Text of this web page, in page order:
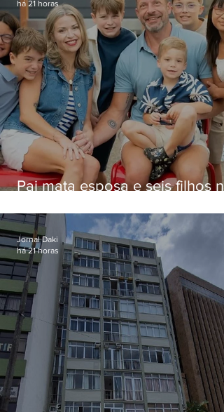
Pai mata esposa e seis filhos
há 21 horas
Jornal Daki
há 21 horas